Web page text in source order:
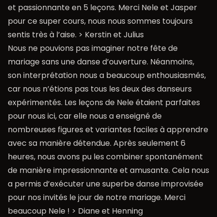
et passionnante en 5 leçons. Merci Nele et Jasper
pour ce super cours, nous nous sommes toujours
sentis très à l’aise. > Kerstin et Julius
Nous ne pouvions pas imaginer notre fête de
mariage sans une danse d’ouverture. Néanmoins,
son interprétation nous a beaucoup enthousiasmés,
car nous n’étions pas tous les deux des danseurs
expérimentés. Les leçons de Nele étaient parfaites
pour nous ici, car elle nous a enseigné de
nombreuses figures et variantes faciles à apprendre
avec sa manière détendue. Après seulement 6
heures, nous avons pu les combiner spontanément
de manière impressionnante et amusante. Cela nous
a permis d’exécuter une superbe danse improvisée
pour nos invités le jour de notre mariage. Merci
beaucoup Nele ! > Diane et Henning